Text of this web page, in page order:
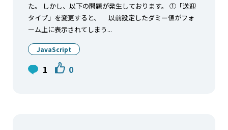
た。 しかし、以下の問題が発生しております。 ①「送迎
タイプ」を変更すると、 以前設定したダミー値がフォ
ーム上に表示されてしまう...
JavaScript
1 0